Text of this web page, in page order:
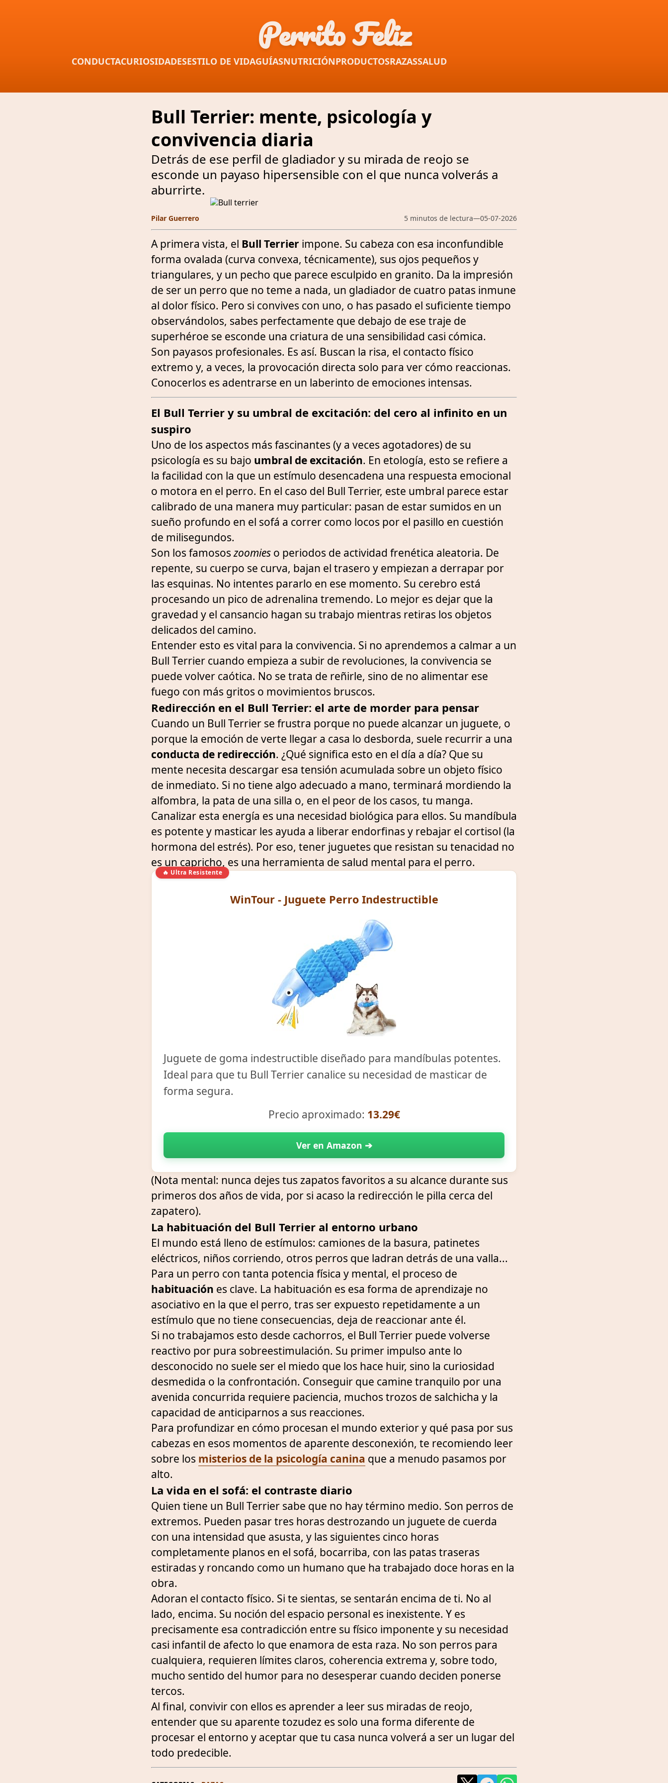
Perrito Feliz
CONDUCTACURIOSIDADESESTILO DE VIDAGUÍASNUTRICIÓNPRODUCTOSRAZASSALUD
Bull Terrier: mente, psicología y
convivencia diaria
Detrás de ese perfil de gladiador y su mirada de reojo se
esconde un payaso hipersensible con el que nunca volverás a
aburrirte.
Pilar Guerrero 5 minutos de lectura—05-07-2026
A primera vista, el Bull Terrier impone. Su cabeza con esa inconfundible
forma ovalada (curva convexa, técnicamente), sus ojos pequeños y
triangulares, y un pecho que parece esculpido en granito. Da la impresión
de ser un perro que no teme a nada, un gladiador de cuatro patas inmune
al dolor físico. Pero si convives con uno, o has pasado el suficiente tiempo
observándolos, sabes perfectamente que debajo de ese traje de
superhéroe se esconde una criatura de una sensibilidad casi cómica.
Son payasos profesionales. Es así. Buscan la risa, el contacto físico
extremo y, a veces, la provocación directa solo para ver cómo reaccionas.
Conocerlos es adentrarse en un laberinto de emociones intensas.
El Bull Terrier y su umbral de excitación: del cero al infinito en un
suspiro
Uno de los aspectos más fascinantes (y a veces agotadores) de su
psicología es su bajo umbral de excitación. En etología, esto se refiere a
la facilidad con la que un estímulo desencadena una respuesta emocional
o motora en el perro. En el caso del Bull Terrier, este umbral parece estar
calibrado de una manera muy particular: pasan de estar sumidos en un
sueño profundo en el sofá a correr como locos por el pasillo en cuestión
de milisegundos.
Son los famososzoomies o periodos de actividad frenética aleatoria. De
repente, su cuerpo se curva, bajan el trasero y empiezan a derrapar por
las esquinas. No intentes pararlo en ese momento. Su cerebro está
procesando un pico de adrenalina tremendo. Lo mejor es dejar que la
gravedad y el cansancio hagan su trabajo mientras retiras los objetos
delicados del camino.
Entender esto es vital para la convivencia. Si no aprendemos a calmar a un
Bull Terrier cuando empieza a subir de revoluciones, la convivencia se
puede volver caótica. No se trata de reñirle, sino de no alimentar ese
fuego con más gritos o movimientos bruscos.
Redirección en el Bull Terrier: el arte de morder para pensar
Cuando un Bull Terrier se frustra porque no puede alcanzar un juguete, o
porque la emoción de verte llegar a casa lo desborda, suele recurrir a una
conducta de redirección. ¿Qué significa esto en el día a día? Que su
mente necesita descargar esa tensión acumulada sobre un objeto físico
de inmediato. Si no tiene algo adecuado a mano, terminará mordiendo la
alfombra, la pata de una silla o, en el peor de los casos, tu manga.
Canalizar esta energía es una necesidad biológica para ellos. Su mandíbula
es potente y masticar les ayuda a liberar endorfinas y rebajar el cortisol (la
hormona del estrés). Por eso, tener juguetes que resistan su tenacidad no
es un capricho, es una herramienta de salud mental para el perro.
🔥 Ultra Resistente
WinTour - Juguete Perro Indestructible
Juguete de goma indestructible diseñado para mandíbulas potentes.
Ideal para que tu Bull Terrier canalice su necesidad de masticar de
forma segura.
Precio aproximado: 13.29€
Ver en Amazon ➔
(Nota mental: nunca dejes tus zapatos favoritos a su alcance durante sus
primeros dos años de vida, por si acaso la redirección le pilla cerca del
zapatero).
La habituación del Bull Terrier al entorno urbano
El mundo está lleno de estímulos: camiones de la basura, patinetes
eléctricos, niños corriendo, otros perros que ladran detrás de una valla...
Para un perro con tanta potencia física y mental, el proceso de
habituación es clave. La habituación es esa forma de aprendizaje no
asociativo en la que el perro, tras ser expuesto repetidamente a un
estímulo que no tiene consecuencias, deja de reaccionar ante él.
Si no trabajamos esto desde cachorros, el Bull Terrier puede volverse
reactivo por pura sobreestimulación. Su primer impulso ante lo
desconocido no suele ser el miedo que los hace huir, sino la curiosidad
desmedida o la confrontación. Conseguir que camine tranquilo por una
avenida concurrida requiere paciencia, muchos trozos de salchicha y la
capacidad de anticiparnos a sus reacciones.
Para profundizar en cómo procesan el mundo exterior y qué pasa por sus
cabezas en esos momentos de aparente desconexión, te recomiendo leer
sobre los misterios de la psicología canina que a menudo pasamos por
alto.
La vida en el sofá: el contraste diario
Quien tiene un Bull Terrier sabe que no hay término medio. Son perros de
extremos. Pueden pasar tres horas destrozando un juguete de cuerda
con una intensidad que asusta, y las siguientes cinco horas
completamente planos en el sofá, bocarriba, con las patas traseras
estiradas y roncando como un humano que ha trabajado doce horas en la
obra.
Adoran el contacto físico. Si te sientas, se sentarán encima de ti. No al
lado, encima. Su noción del espacio personal es inexistente. Y es
precisamente esa contradicción entre su físico imponente y su necesidad
casi infantil de afecto lo que enamora de esta raza. No son perros para
cualquiera, requieren límites claros, coherencia extrema y, sobre todo,
mucho sentido del humor para no desesperar cuando deciden ponerse
tercos.
Al final, convivir con ellos es aprender a leer sus miradas de reojo,
entender que su aparente tozudez es solo una forma diferente de
procesar el entorno y aceptar que tu casa nunca volverá a ser un lugar del
todo predecible.